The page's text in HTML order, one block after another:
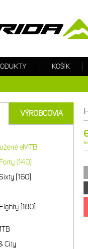
VÝROBCOVIA
eMTB
(140)
[160]
[180]
City
KOŠÍK